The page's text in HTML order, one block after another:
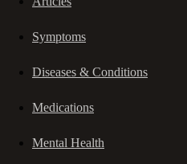
Symptoms
Diseases & Conditions
Medications
Mental Health